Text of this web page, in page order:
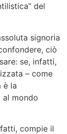
del
signoria
ciò
se, infatti,
– come
è la
mondo
compie il